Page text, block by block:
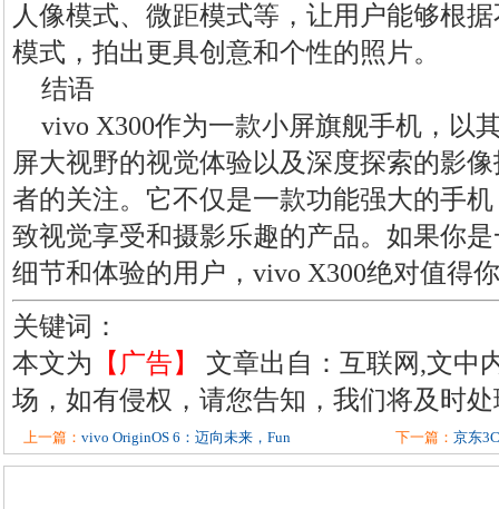
人像模式、微距模式等，让用户能够根
模式，拍出更具创意和个性的照片。
结语
vivo X300作为一款小屏旗舰手机，以
屏大视野的视觉体验以及深度探索的影
者的关注。它不仅是一款功能强大的手
致视觉享受和摄影乐趣的产品。如果你
细节和体验的用户，vivo X300绝对值得
关键词：
本文为 【广告】
文章出自：互联网,文中
场，如有侵权，请您告知，我们将及时
上一篇： vivo OriginOS 6：迈向未来，Fun 下一篇： 京东